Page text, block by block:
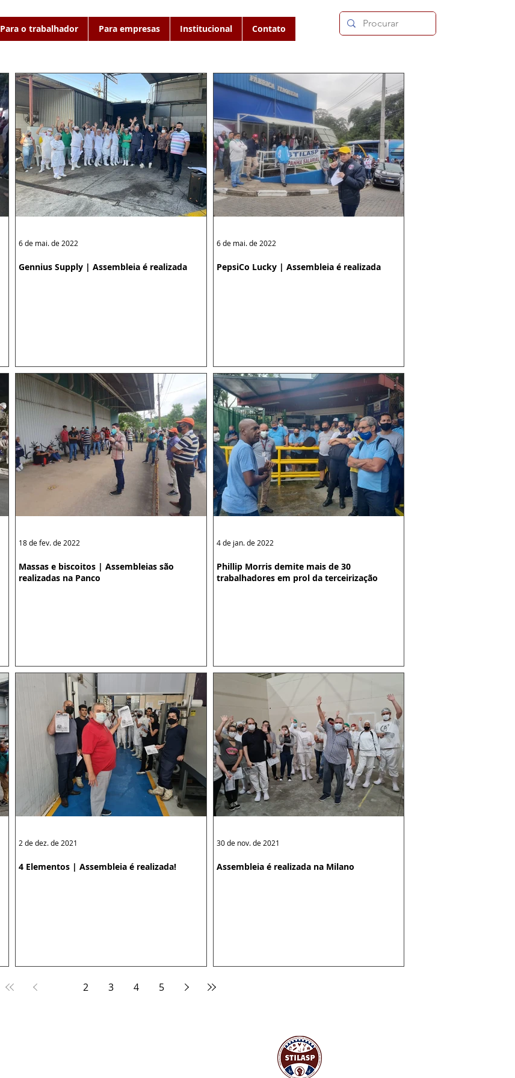
Para o trabalhador Para empresas Institucional Contato
Gennius Supply | Assembleia é realizada
6 de mai. de 2022
PepsiCo Lucky | Assembleia é realizada
6 de mai. de 2022
Massas e biscoitos | Assembleias são
realizadas na Panco
18 de fev. de 2022
Phillip Morris demite mais de 30
trabalhadores em prol da terceirização
4 de jan. de 2022
4 Elementos | Assembleia é realizada!
2 de dez. de 2021
Assembleia é realizada na Milano
30 de nov. de 2021
2 3 4 5